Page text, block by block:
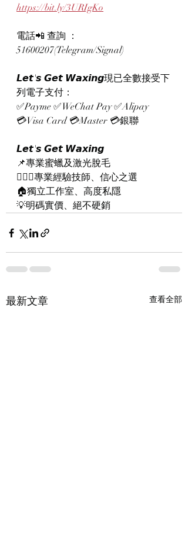
https://bit.ly/3URIgKo
電話📲 查詢 ：
51600207(Telegram/Signal)
𝙇𝙚𝙩'𝙨 𝙂𝙚𝙩 𝙒𝙖𝙭𝙞𝙣𝙜現已全數接受下
列電子支付：
✅Payme ✅WeChat Pay ✅Alipay
💳Visa Card 💳Master 💳銀聯
𝙇𝙚𝙩'𝙨 𝙂𝙚𝙩 𝙒𝙖𝙭𝙞𝙣𝙜
📌專業蜜蠟及激光脫毛
👨🏻‍⚕專業經驗技師、信心之選
🏠獨立工作室、高度私隱
💡明碼實價、絕不硬銷
最新文章 查看全部